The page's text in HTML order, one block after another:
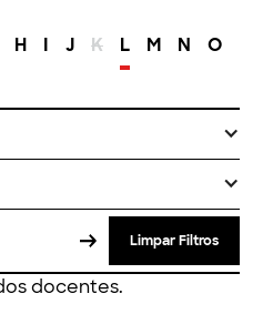
H I J K L M N O
Limpar Filtros
docentes.